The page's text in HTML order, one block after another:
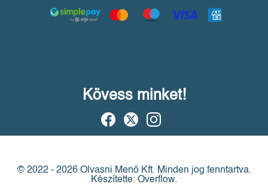
Kövess minket!
© 2022 - 2026 Olvasni Menő Kft. Minden jog fenntartva.
Készítette: Overflow.